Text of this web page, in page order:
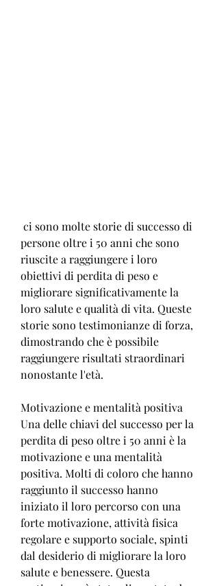
persone oltre i 50 anni che sono
riuscite a raggiungere i loro
obiettivi di perdita di peso e
migliorare significativamente la
loro salute e qualità di vita. Queste
storie sono testimonianze di forza,
dimostrando che è possibile
raggiungere risultati straordinari
nonostante l'età.
Motivazione e mentalità positiva
Una delle chiavi del successo per la
perdita di peso oltre i 50 anni è la
motivazione e una mentalità
positiva. Molti di coloro che hanno
raggiunto il successo hanno
iniziato il loro percorso con una
forte motivazione, attività fisica
regolare e supporto sociale, spinti
dal desiderio di migliorare la loro
salute e benessere. Questa